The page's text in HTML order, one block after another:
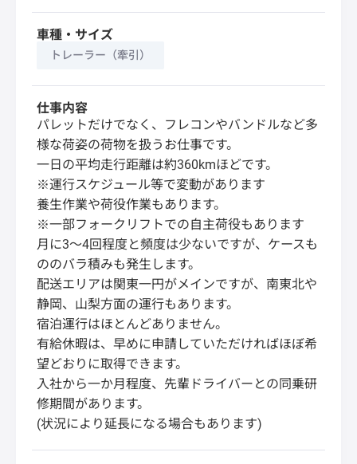
車種・サイズ
トレーラー（牽引）
仕事内容
パレットだけでなく、フレコンやバンドルなど多
様な荷姿の荷物を扱うお仕事です。
一日の平均走行距離は約360kmほどです。
※運行スケジュール等で変動があります
養生作業や荷役作業もあります。
※一部フォークリフトでの自主荷役もあります
月に3～4回程度と頻度は少ないですが、ケースも
ののバラ積みも発生します。
配送エリアは関東一円がメインですが、南東北や
静岡、山梨方面の運行もあります。
宿泊運行はほとんどありません。
有給休暇は、早めに申請していただければほぼ希
望どおりに取得できます。
入社から一か月程度、先輩ドライバーとの同乗研
修期間があります。
(状況により延長になる場合もあります)